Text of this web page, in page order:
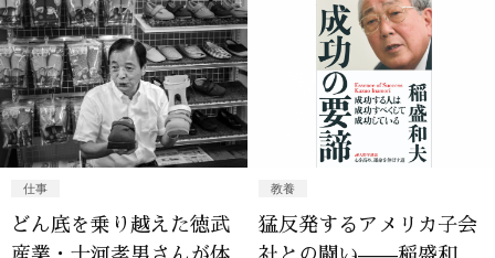
仕事
どん底を乗り越えた徳武
教養
猛反発するアメリカ子会